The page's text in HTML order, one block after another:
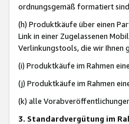
ordnungsgemäß formatiert
(h) Produktkäufe über einen
Link in einer Zugelassenen
Verlinkungstools, die wir Ihnen
(i) Produktkäufe im Rahmen
(j) Produktkäufe im Rahmen
(k) alle
3. Standardvergütung im